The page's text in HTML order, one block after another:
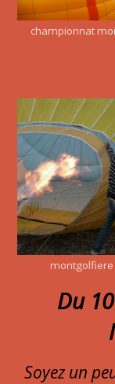
championnat
montgolfiere
Du
Soyez un